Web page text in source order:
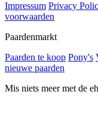
Impressum Privacy
voorwaarden
Paardenmarkt
Paarden te koop Pony's
nieuwe paarden
Mis niets meer met de